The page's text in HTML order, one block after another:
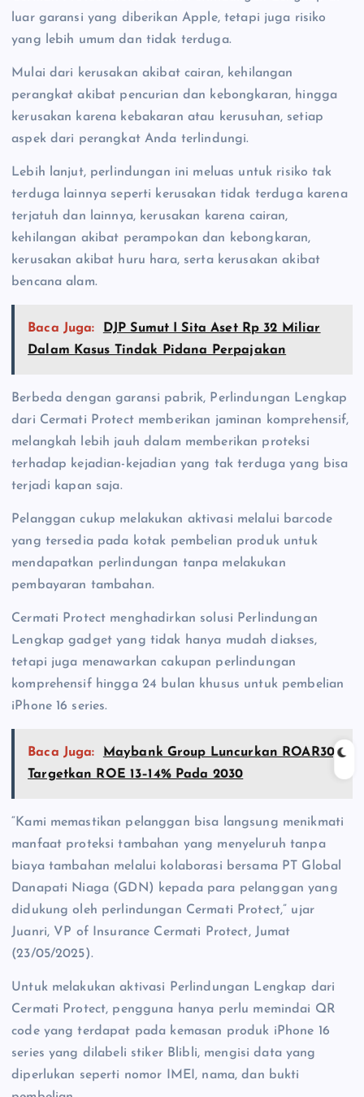
luar garansi yang diberikan Apple, tetapi juga risiko
yang lebih umum dan tidak terduga.
Mulai dari kerusakan akibat cairan, kehilangan
perangkat akibat pencurian dan kebongkaran, hingga
kerusakan karena kebakaran atau kerusuhan, setiap
aspek dari perangkat Anda terlindungi.
Lebih lanjut, perlindungan ini meluas untuk risiko tak
terduga lainnya seperti kerusakan tidak terduga karena
terjatuh dan lainnya, kerusakan karena cairan,
kehilangan akibat perampokan dan kebongkaran,
kerusakan akibat huru hara, serta kerusakan akibat
bencana alam.
Baca Juga:
DJP Sumut I Sita Aset Rp 32 Miliar
Dalam Kasus Tindak Pidana Perpajakan
Berbeda dengan garansi pabrik, Perlindungan Lengkap
dari Cermati Protect memberikan jaminan komprehensif,
melangkah lebih jauh dalam memberikan proteksi
terhadap kejadian-kejadian yang tak terduga yang bisa
terjadi kapan saja.
Pelanggan cukup melakukan aktivasi melalui barcode
yang tersedia pada kotak pembelian produk untuk
mendapatkan perlindungan tanpa melakukan
pembayaran tambahan.
Cermati Protect menghadirkan solusi Perlindungan
Lengkap gadget yang tidak hanya mudah diakses,
tetapi juga menawarkan cakupan perlindungan
komprehensif hingga 24 bulan khusus untuk pembelian
iPhone 16 series.
Baca Juga:
Maybank Group Luncurkan ROAR30,
Targetkan ROE 13–14% Pada 2030
“Kami memastikan pelanggan bisa langsung menikmati
manfaat proteksi tambahan yang menyeluruh tanpa
biaya tambahan melalui kolaborasi bersama PT Global
Danapati Niaga (GDN) kepada para pelanggan yang
didukung oleh perlindungan Cermati Protect,” ujar
Juanri, VP of Insurance Cermati Protect, Jumat
(23/05/2025).
Untuk melakukan aktivasi Perlindungan Lengkap dari
Cermati Protect, pengguna hanya perlu memindai QR
code yang terdapat pada kemasan produk iPhone 16
series yang dilabeli stiker Blibli, mengisi data yang
diperlukan seperti nomor IMEI, nama, dan bukti